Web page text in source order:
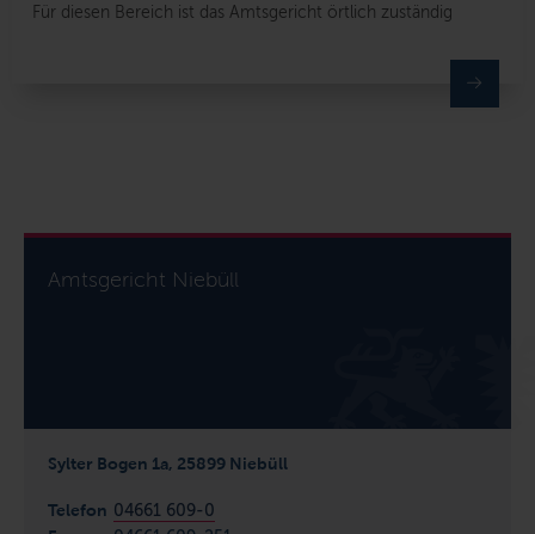
Für diesen Bereich ist das Amtsgericht örtlich zuständig
Amtsgericht Niebüll
Sylter Bogen 1a, 25899 Niebüll
Telefon 04661 609-0